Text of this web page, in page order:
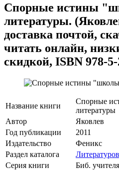
Спорные истины
литературы.
доставка почтой,
читать онлайн,
скидкой, ISBN 978-
Название книги
Спорные
литературы
Автор
Яковлев
Год публикации
2011
Издательство
Феникс
Раздел каталога
Серия книги
Биб. учителя